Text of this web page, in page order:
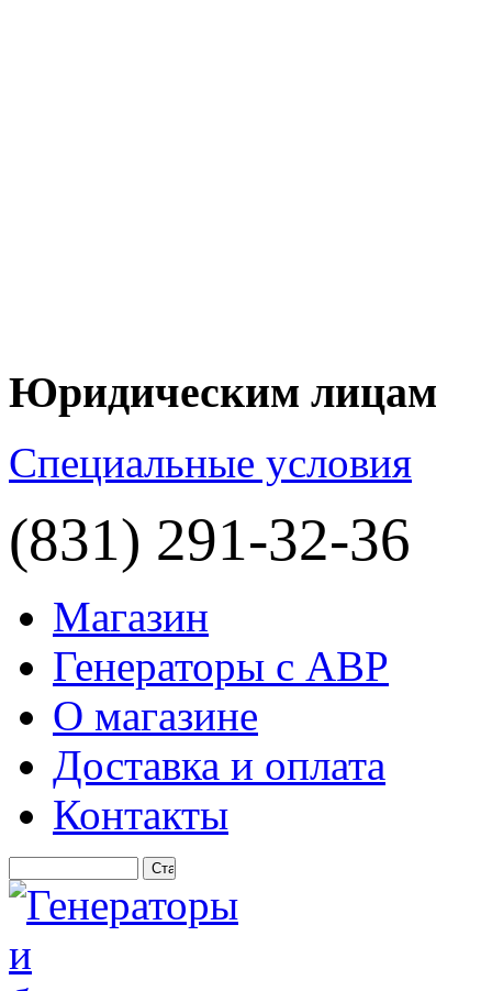
Юридическим лицам
Специальные условия
(831) 291-32-36
Магазин
Генераторы с АВР
О магазине
Доставка и оплата
Контакты